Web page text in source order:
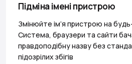
Підміна імені пристрою
Змінюйте ім’я пристрою на
Система, браузери та сайти
правдоподібну назву без
підозрілих збігів